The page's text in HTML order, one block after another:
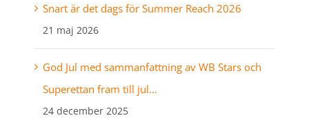
Snart är det dags för Summer Reach 2026
21 maj 2026
God Jul med sammanfattning av WB Stars och
Superettan fram till jul…
24 december 2025